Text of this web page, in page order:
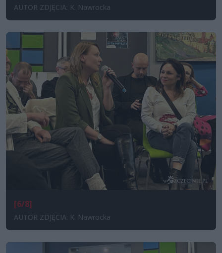
AUTOR ZDJĘCIA: K. Nawrocka
[6/8]
AUTOR ZDJĘCIA: K. Nawrocka